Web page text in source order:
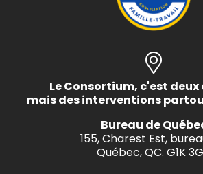
Le Consortium, c'est deux
mais des interventions
Bureau de
155, Charest Est,
Québec, QC. G1K